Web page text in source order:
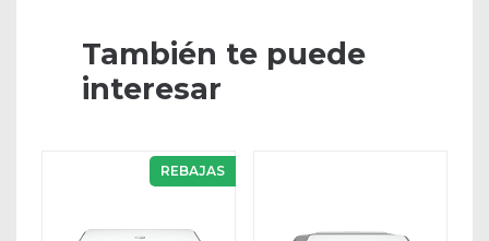
También te puede
interesar
REBAJAS